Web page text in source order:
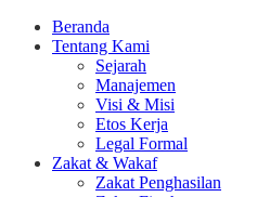
Beranda
Tentang Kami
Sejarah
Manajemen
Visi & Misi
Etos Kerja
Legal Formal
Zakat & Wakaf
Zakat Penghasilan